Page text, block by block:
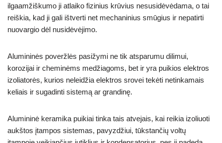
ilgaamžiškumo ji atlaiko fizinius krūvius nesusidėvėdama, o tai
reiškia, kad ji gali ištverti net mechaninius smūgius ir nepatirti
nuovargio dėl nusidėvėjimo.
Alumininės poveržlės pasižymi ne tik atsparumu dilimui,
korozijai ir cheminėms medžiagoms, bet ir yra puikios elektros
izoliatorės, kurios neleidžia elektros srovei tekėti netinkamais
keliais ir sugadinti sistemą ar grandinę.
Alumininė keramika puikiai tinka tais atvejais, kai reikia izoliuoti
aukštos įtampos sistemas, pavyzdžiui, tūkstančių voltų